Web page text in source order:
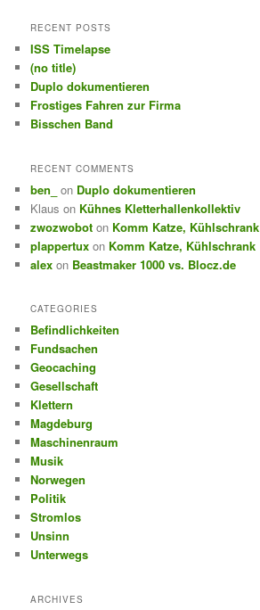
r
h
RECENT POSTS
ISS Timelapse
(no title)
Duplo dokumentieren
Frostiges Fahren zur Firma
Bisschen Band
RECENT COMMENTS
ben_ on Duplo dokumentieren
Klaus on Kühnes Kletterhallenkollektiv
zwozwobot on Komm Katze, Kühlschrank
plappertux on Komm Katze, Kühlschrank
alex on Beastmaker 1000 vs. Blocz.de
CATEGORIES
Befindlichkeiten
Fundsachen
Geocaching
Gesellschaft
Klettern
Magdeburg
Maschinenraum
Musik
Norwegen
Politik
Stromlos
Unsinn
Unterwegs
ARCHIVES